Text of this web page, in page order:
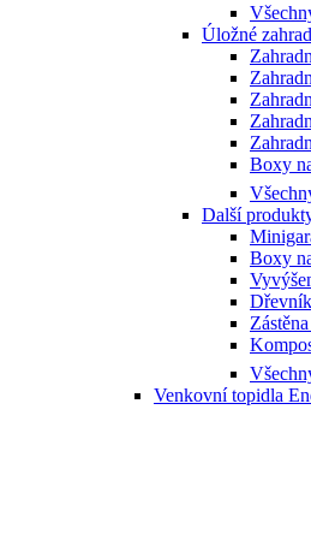
Úložné
Boxy
Další
Boxy
Venkovní topidla